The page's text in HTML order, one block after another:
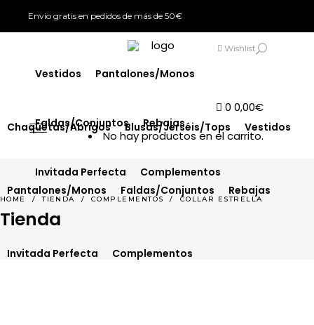
Envío gratis en pedidos de más de 50€
Wishlist
Chaquetas/Abrigos Blusas/Jerséis/Tops Vestidos
Pantalones/Monos Faldas/Conjuntos Rebajas
Invitada Perfecta Complementos
0 0,00€
No hay productos en el carrito.
Chaquetas/Abrigos
Vestidos Pantalones/Monos
Faldas/Conjuntos Rebajas
Invitada Perfecta Complementos
HOME /TIENDA /COMPLEMENTOS / COLLAR ESTRELLA
Tienda